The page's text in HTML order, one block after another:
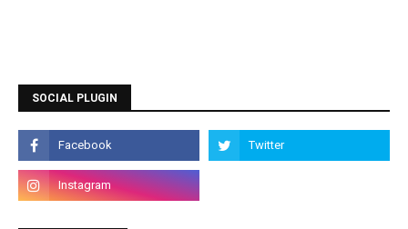
SOCIAL PLUGIN